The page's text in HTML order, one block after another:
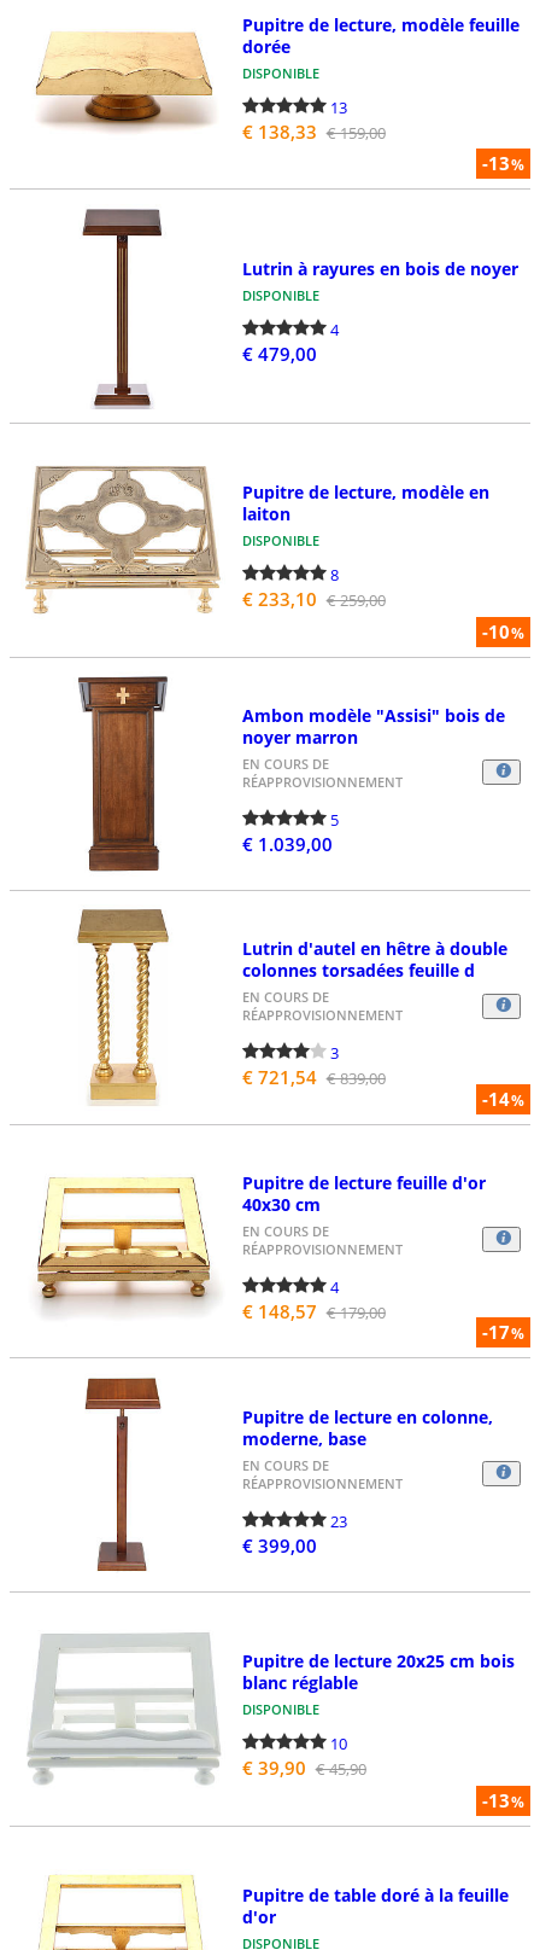
-13%
Pupitre de lecture, modèle feuille
dorée
DISPONIBLE
13
€ 138,33 € 159,00
Lutrin à rayures en bois de noyer
DISPONIBLE
4
€ 479,00
-10%
Pupitre de lecture, modèle en
laiton
DISPONIBLE
8
€ 233,10 € 259,00
Ambon modèle "Assisi" bois de
noyer marron
EN COURS DE
RÉAPPROVISIONNEMENT
5
€ 1.039,00
-14%
Lutrin d'autel en hêtre à double
colonnes torsadées feuille d
EN COURS DE
RÉAPPROVISIONNEMENT
3
€ 721,54 € 839,00
-17%
Pupitre de lecture feuille d'or
40x30 cm
EN COURS DE
RÉAPPROVISIONNEMENT
4
€ 148,57 € 179,00
Pupitre de lecture en colonne,
moderne, base
EN COURS DE
RÉAPPROVISIONNEMENT
23
€ 399,00
-13%
Pupitre de lecture 20x25 cm bois
blanc réglable
DISPONIBLE
10
€ 39,90 € 45,90
Pupitre de table doré à la feuille
d'or
DISPONIBLE